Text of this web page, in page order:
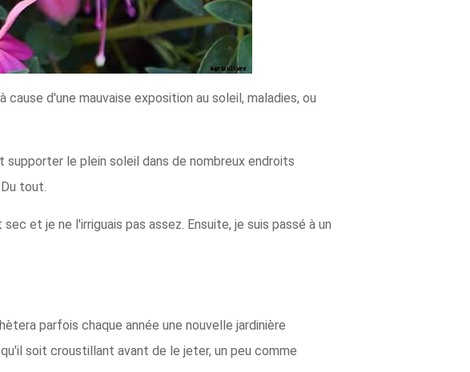
d'une mauvaise exposition au soleil, maladies, ou
le plein soleil dans de nombreux endroits
tout.
et je ne l'irriguais pas assez. Ensuite, je suis passé à un
parfois chaque année une nouvelle jardinière
soit croustillant avant de le jeter, un peu comme